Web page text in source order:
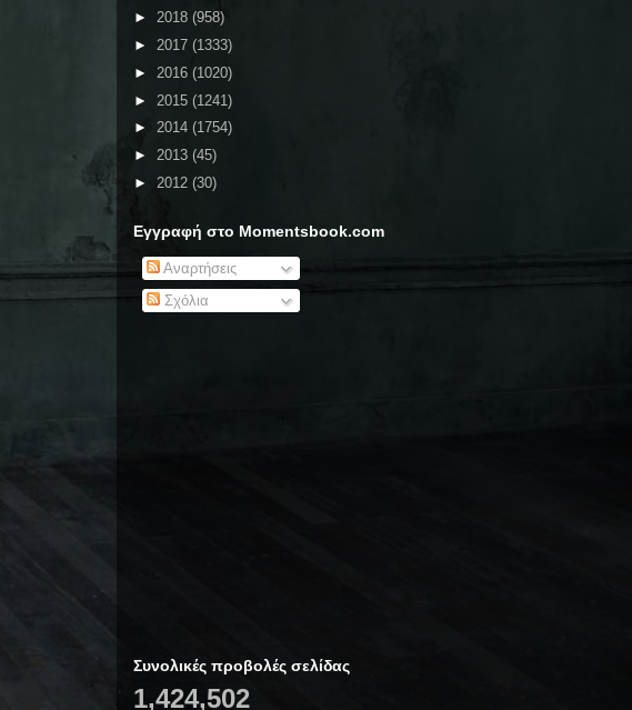
► 2018 (958)
► 2017 (1333)
► 2016 (1020)
► 2015 (1241)
► 2014 (1754)
► 2013 (45)
► 2012 (30)
Εγγραφή στο Momentsbook.com
Αναρτήσεις
Σχόλια
Συνολικές προβολές σελίδας
1,424,502